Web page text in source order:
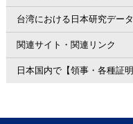
台湾における日本研究デー
関連サイト・関連リンク
日本国内で【領事・各種証